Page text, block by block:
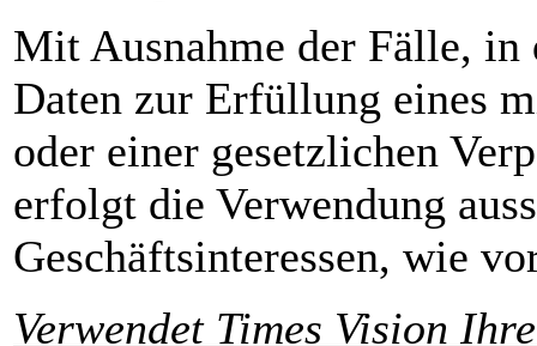
Mit Ausnahme der Fälle, in
Daten zur Erfüllung eines
oder einer gesetzlichen
erfolgt die Verwendung
Geschäftsinteressen, wie
Verwendet Times Vision